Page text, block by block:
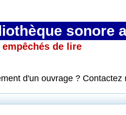
sonore
de lire
d'un ouvrage ?